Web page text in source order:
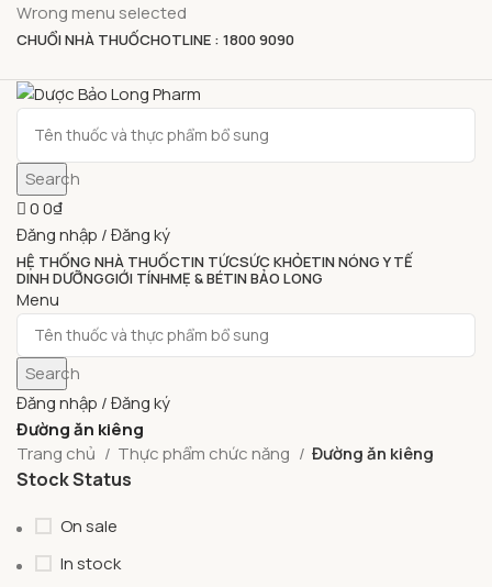
Wrong menu selected
CHUỔI NHÀ THUỐCHOTLINE : 1800 9090
Search
00₫
Đăng nhập / Đăng ký
HỆ THỐNG NHÀ THUỐCTIN TỨCSỨC KHỎETIN NÓNG Y TẾ
DINH DƯỠNGGIỚI TÍNHMẸ & BÉTIN BẢO LONG
Menu
Search
Đăng nhập / Đăng ký
Đường ăn kiêng
Trang chủ
Thực phẩm chức năng Đường ăn kiêng
Stock Status
On sale
In stock